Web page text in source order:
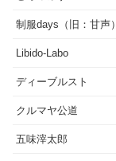
制服days（旧：甘声）
Libido-Labo
ディーブルスト
クルマヤ公道
五味滓太郎